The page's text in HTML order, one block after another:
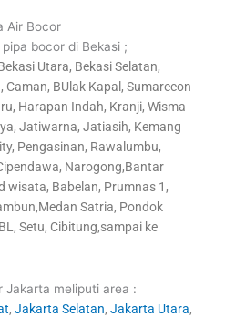
Air Bocor
bocor di Bekasi ;
Utara, Bekasi Selatan,
BUlak Kapal, Sumarecon
Harapan Indah, Kranji, Wisma
Jatiwarna, Jatiasih, Kemang
Pengasinan, Rawalumbu,
Narogong,Bantar
wisata, Babelan, Prumnas 1,
Satria, Pondok
Setu, Cibitung,sampai ke
Jakarta meliputi area :
,Jakarta Selatan,Jakarta Utara,